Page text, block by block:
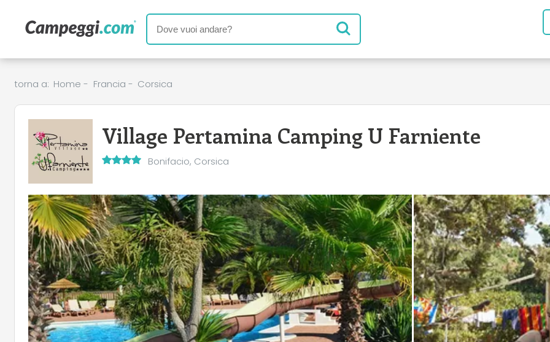
torna a: Home - Francia - Corsica
Village Pertamina Camping U Farniente
Bonifacio, Corsica